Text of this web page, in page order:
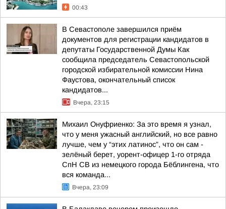
00:43
В Севастополе завершился приём
документов для регистрации кандидатов в
депутаты Государственной Думы Как
сообщила председатель Севастопольской
городской избирательной комиссии Нина
Фаустова, окончательный список
кандидатов...
Вчера, 23:15
Михаил Онуфриенко: За это время я узнал,
что у меня ужасный английский, но все равно
лучше, чем у “этих латинос”, что он сам -
зелёный берет, уорент-офицер 1-го отряда
СпН СВ из немецкого города Бёблингена, что
вся команда...
Вчера, 23:09